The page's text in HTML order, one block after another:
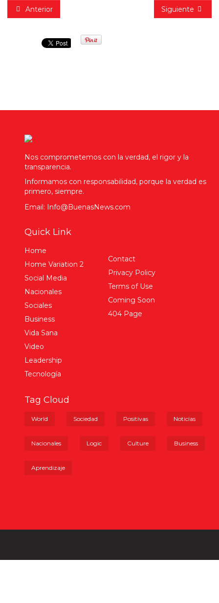
Anterior Siguiente
Nos comprometemos con la verdad, el rigor y la
transparencia.
Informamos con responsabilidad, porque la verdad es
primero, siempre.
Email: Info@BuenasNews.com
Quick Link
Home
Home Variation 2
Social Media
Nacionales
Sociales
Business
Vida Sana
Video
Leadership
Tecnología
Contact
Privacy Policy
Terms of Use
Coming Soon
404 Page
Tag Cloud
World Sociedad Positivas Noticias
Nacionales Logic Culture Business
Aprendizaje